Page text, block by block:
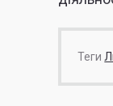
Теги